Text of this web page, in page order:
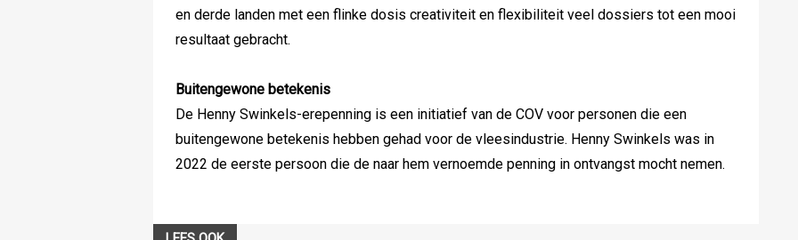
en derde landen met een flinke dosis creativiteit en flexibiliteit veel dossiers tot een mooi
resultaat gebracht.
Buitengewone betekenis
De Henny Swinkels-erepenning is een initiatief van de COV voor personen die een
buitengewone betekenis hebben gehad voor de vleesindustrie. Henny Swinkels was in
2022 de eerste persoon die de naar hem vernoemde penning in ontvangst mocht nemen.